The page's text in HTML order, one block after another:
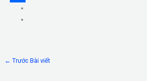
oe
← Trước Bài viết